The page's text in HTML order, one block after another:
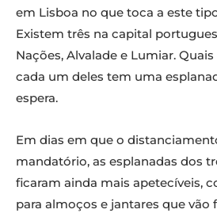
em Lisboa no que toca a este
Existem três na capital
Nações, Alvalade e Lumiar.
cada um deles tem uma
espera.
Em dias em que o
mandatório, as esplanadas dos
ficaram ainda mais apetecíveis,
para almoços e jantares que vão